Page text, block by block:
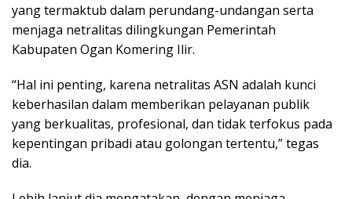
yang termaktub dalam perundang-undangan serta
menjaga netralitas dilingkungan Pemerintah
Kabupaten Ogan Komering Ilir.
“Hal ini penting, karena netralitas ASN adalah kunci
keberhasilan dalam memberikan pelayanan publik
yang berkualitas, profesional, dan tidak terfokus pada
kepentingan pribadi atau golongan tertentu,” tegas
dia.